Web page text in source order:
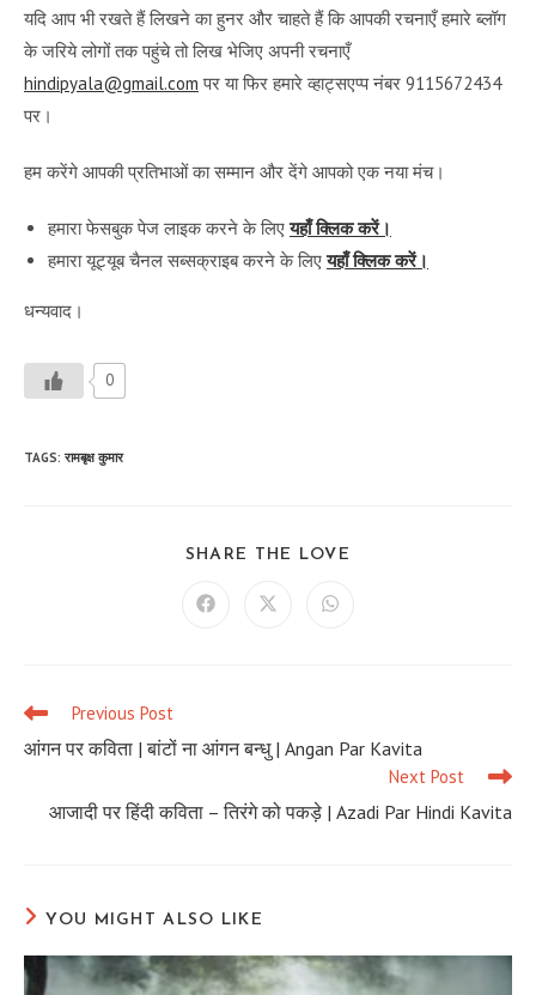
यदि आप भी रखते हैं लिखने का हुनर और चाहते हैं कि आपकी रचनाएँ हमारे ब्लॉग
के जरिये लोगों तक पहुंचे तो लिख भेजिए अपनी रचनाएँ
hindipyala@gmail.com पर या फिर हमारे व्हाट्सएप्प नंबर 9115672434
पर।
हम करेंगे आपकी प्रतिभाओं का सम्मान और देंगे आपको एक नया मंच।
हमारा फेसबुक पेज लाइक करने के लिएयहाँ क्लिक करें।
हमारा यूट्यूब चैनल सब्सक्राइब करने के लिएयहाँ क्लिक करें।
धन्यवाद।
0
TAGS: रामबृक्ष कुमार
SHARE THE LOVE
Opens Opens Opens
Read
more
articles
Previous Post
आंगन पर कविता | बांटों ना आंगन बन्धु | Angan Par Kavita
Next Post
आजादी पर हिंदी कविता – तिरंगे को पकड़े | Azadi Par Hindi Kavita
YOU MIGHT ALSO LIKE